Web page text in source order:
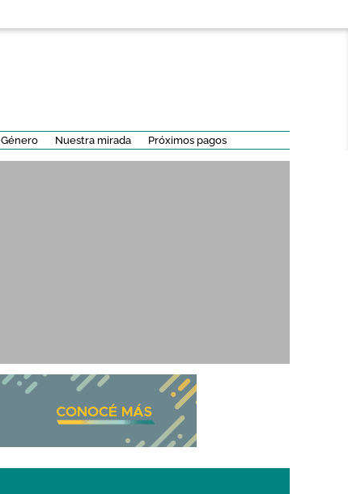
Género Nuestra mirada Próximos pagos